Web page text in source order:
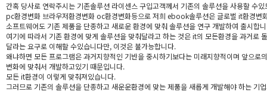
간혹 당사로 연락주시는 기존솔루션 라이센스 구입고객께서 기존의 솔루션을 사용할 수
pc환경변화 브라우저환경변화 oc환경변화등으로 저희 ebook솔루션은 글로벌 it환경변
소프트웨어도 기존 제품을 단종하고 새로운 환경에 맞춰 솔루션을 연구 개발하여 출시합
여기에 따라서 기존 환경에 맞게 솔루션을 맞춰달라고 하는 것은 it의 모든환경을 과거로
달라는 요구로 이해할 수있습니다만, 이것은 불가능합니다.
왜냐하면 모든 프로그램은 과거지향적인 기반을 중시하기보다는 미래지향적이며 앞으로
변화에 맞춰서 개발하고있기 때문입니다.
모든 it환경이 이렇게 맞춰져있습니다.
그러므로 기존의 솔루션을 단종하고 새운운환경에 맞는 제품을 새롭게 개발해야 하는 기